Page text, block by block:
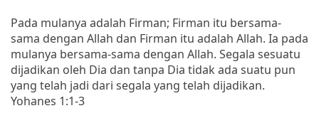
Pada mulanya adalah Firman; Firman itu bersama-
sama dengan Allah dan Firman itu adalah Allah. Ia pada
mulanya bersama-sama dengan Allah. Segala sesuatu
dijadikan oleh Dia dan tanpa Dia tidak ada suatu pun
yang telah jadi dari segala yang telah dijadikan.
Yohanes 1:1-3